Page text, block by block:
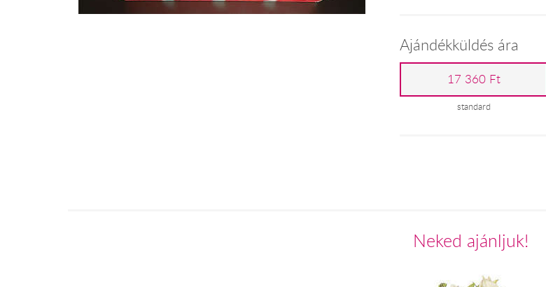
Ajándékküldés ára
17 360 Ft
standard
Neked ajánljuk!